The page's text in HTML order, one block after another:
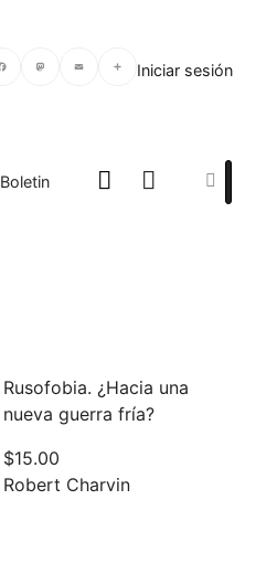
Iniciar sesión
Boletin
Rusofobia. ¿Hacia una
nueva guerra fría?
$15.00
Robert Charvin